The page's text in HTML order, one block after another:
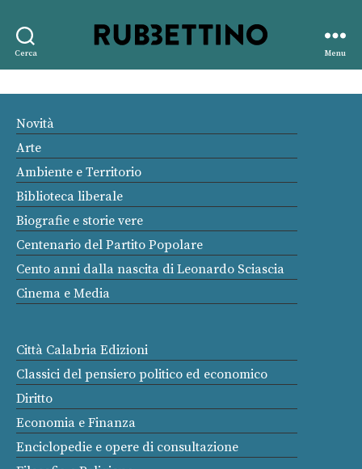
Cerca
editore
Menu
Novità
Arte
Ambiente e Territorio
Biblioteca liberale
Biografie e storie vere
Centenario del Partito Popolare
Cento anni dalla nascita di Leonardo Sciascia
Cinema e Media
Città Calabria Edizioni
Classici del pensiero politico ed economico
Diritto
Economia e Finanza
Enciclopedie e opere di consultazione